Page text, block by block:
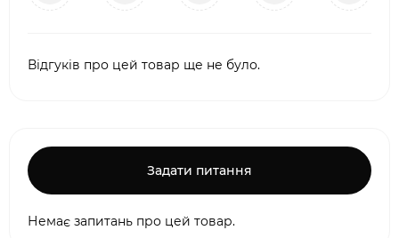
Відгуків про цей товар ще не було.
Задати питання
Немає запитань про цей товар.